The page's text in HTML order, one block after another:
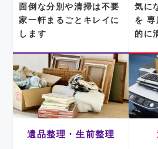
面倒な分別や清掃は不要
家一軒まるごとキレイに
します
気に
を 専
的に
遺品整理・生前整理